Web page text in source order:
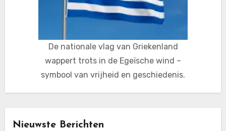
De nationale vlag van Griekenland
wappert trots in de Egeïsche wind –
symbool van vrijheid en geschiedenis.
Nieuwste Berichten